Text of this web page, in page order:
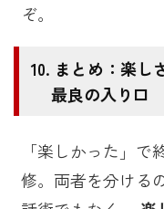
ぞ。
まとめ：楽し
最良の入り口
「楽しかった」
修。両者を分ける